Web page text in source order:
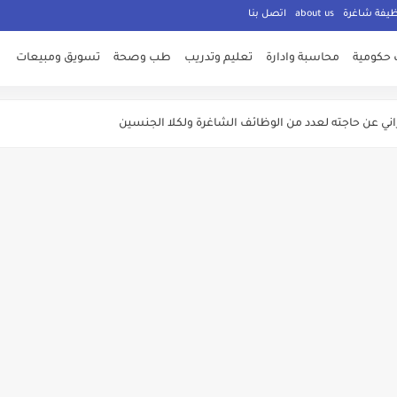
شاغرة about us اتصل بنا
حكومية محاسبة وادارة تعليم وتدريب طب وصحة تسويق ومبيعات
اضافية وفنية
للقوات المسلحة الاردنية
الحكومية في الاردن لغايات الامتحان التنافسي